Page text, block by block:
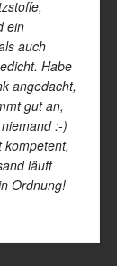
ein
auch
Habe
angedacht,
gut an,
:-)
kompetent,
läuft
Ordnung!